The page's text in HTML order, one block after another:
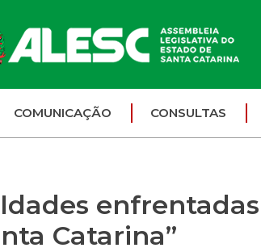
COMUNICAÇÃO CONSULTAS
Catarina”